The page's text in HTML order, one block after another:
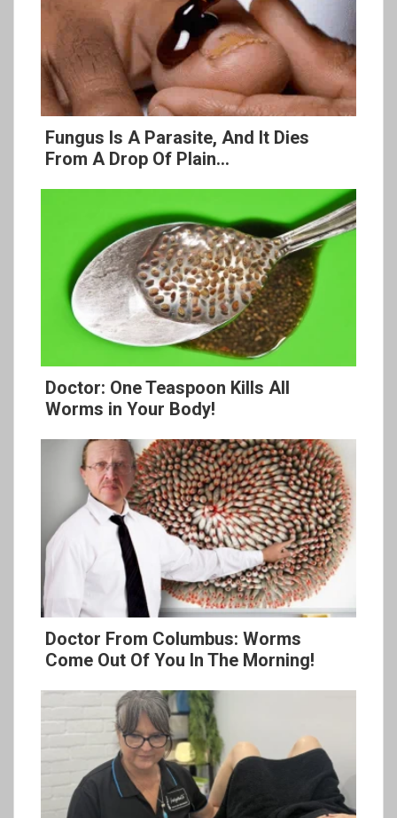
Fungus Is A Parasite, And It Dies
From A Drop Of Plain...
Doctor: One Teaspoon Kills All
Worms in Your Body!
Doctor From Columbus: Worms
Come Out Of You In The Morning!